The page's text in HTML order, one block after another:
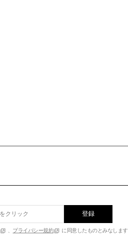
登録
、 プライバシー規約 に同意したものとみなします